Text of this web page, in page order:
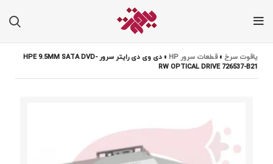
یاقوت سرخ »قطعات سرور HP »
دی وی دی رایتر سرور HPE 9.5MM SATA DVD-
RW OPTICAL DRIVE 726537-B21